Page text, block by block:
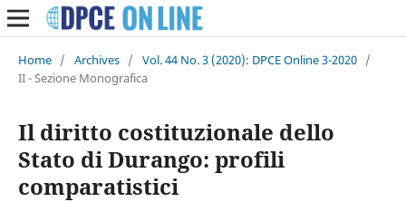
Home / Archives / Vol. 44 No. 3 (2020): DPCE Online 3-2020 /
II - Sezione Monografica
Il diritto costituzionale dello
Stato di Durango: profili
comparatistici